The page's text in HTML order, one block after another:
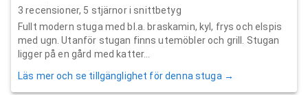
3 recensioner, 5 stjärnor i snittbetyg
Fullt modern stuga med bl.a. braskamin, kyl, frys och elspis
med ugn. Utanför stugan finns utemöbler och grill. Stugan
ligger på en gård med katter...
Läs mer och se tillgänglighet för denna stuga →